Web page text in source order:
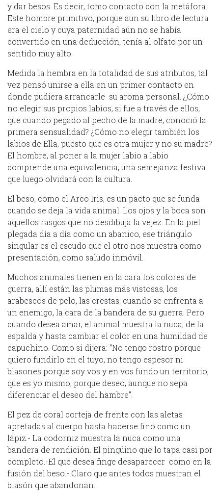
y dar besos. Es decir, tomo contacto con la metáfora.
Este hombre primitivo, porque aun su libro de lectura
era el cielo y cuya paternidad aún no se había
convertido en una deducción, tenía al olfato por un
sentido muy alto.
Medida la hembra en la totalidad de sus atributos, tal
vez pensó unirse a ella en un primer contacto en
donde pudiera arrancarle su aroma personal. ¿Cómo
no elegir sus propios labios, si fue a través de ellos,
que cuando pegado al pecho de la madre, conoció la
primera sensualidad? ¿Cómo no elegir también los
labios de Ella, puesto que es otra mujer y no su madre?
El hombre, al poner a la mujer labio a labio
comprende una equivalencia, una semejanza festiva
que luego olvidará con la cultura.
El beso, como el Arco Iris, es un pacto que se funda
cuando se deja la vida animal. Los ojos y la boca son
aquellos rasgos que no desdibuja la vejez. En la piel
plegada día a día como un abanico, ese triángulo
singular es el escudo que el otro nos muestra como
presentación, como saludo inmóvil.
Muchos animales tienen en la cara los colores de
guerra, allí están las plumas más vistosas, los
arabescos de pelo, las crestas; cuando se enfrenta a
un enemigo, la cara de la bandera de su guerra. Pero
cuando desea amar, el animal muestra la nuca, de la
espalda y hasta cambiar el color en una humildad de
capuchino. Como si dijera: “No tengo rostro porque
quiero fundirlo en el tuyo, no tengo espesor ni
blasones porque soy vos y en vos fundo un territorio,
que es yo mismo, porque deseo, aunque no sepa
diferenciar el deseo del hambre”.
El pez de coral corteja de frente con las aletas
apretadas al cuerpo hasta hacerse fino como un
lápiz.- La codorniz muestra la nuca como una
bandera de rendición. El pingüino que lo tapa casi por
completo.-El que desea finge desaparecer como en la
fusión del beso.- Claro que antes todos muestran el
blasón que abandonan.